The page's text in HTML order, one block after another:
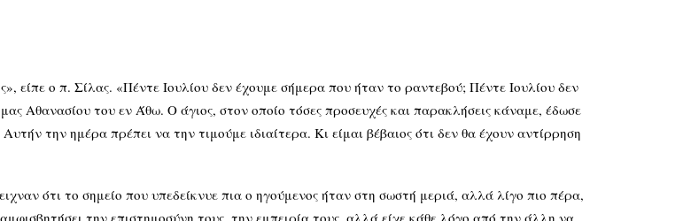
ο π. Σίλας. «Πέντε Ιουλίου δεν έχουμε σήμερα που ήταν το ραντεβού; Πέντε Ιουλίου δεν
Αθανασίου του εν Άθω. Ο άγιος, στον οποίο τόσες προσευχές και παρακλήσεις κάναμε, έδωσε
την ημέρα πρέπει να την τιμούμε ιδιαίτερα. Κι είμαι βέβαιος ότι δεν θα έχουν αντίρρηση
ότι το σημείο που υπεδείκνυε πια ο ηγούμενος ήταν στη σωστή μεριά, αλλά λίγο πιο πέρα,
την επιστημοσύνη τους, την εμπειρία τους, αλλά είχε κάθε λόγο από την άλλη να